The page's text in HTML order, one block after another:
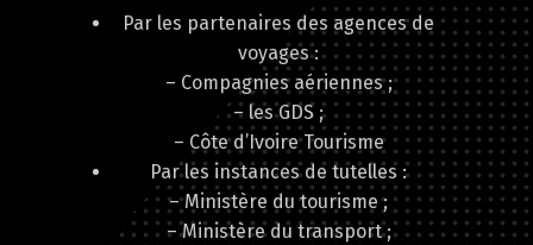
Par les partenaires des agences de
voyages :
– Compagnies aériennes ;
– les GDS ;
– Côte d’Ivoire Tourisme
Par les instances de tutelles :
– Ministère du tourisme ;
– Ministère du transport ;